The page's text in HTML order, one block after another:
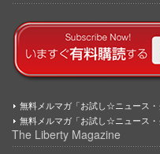
無料メルマガ「お試し☆ニュース
無料メルマガ「お試し☆ニュース
The Liberty Magazine